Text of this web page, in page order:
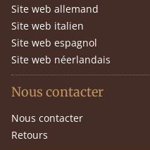
Site web allemand
Site web italien
Site web espagnol
Site web néerlandais
Nous contacter
Nous contacter
Retours